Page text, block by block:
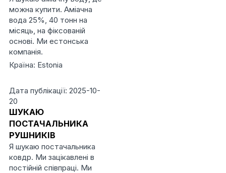
можна купити. Аміачна
вода 25%, 40 тонн на
місяць, на фіксованій
основі. Ми естонська
компанія.
Країна: Estonia
Дата публікації: 2025-10-
20
ШУКАЮ
ПОСТАЧАЛЬНИКА
РУШНИКІВ
Я шукаю постачальника
ковдр. Ми зацікавлені в
постійній співпраці. Ми